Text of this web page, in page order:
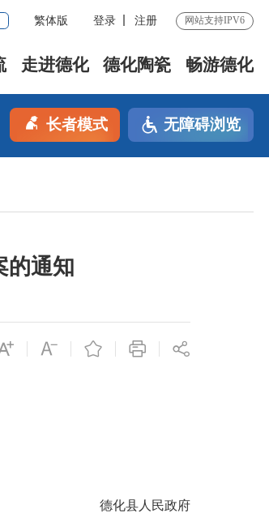
繁体版 登录 注册 网站支持IPV6
走进德化 德化陶瓷 畅游德化
长者模式 无障碍浏览
的通知
德化县人民政府